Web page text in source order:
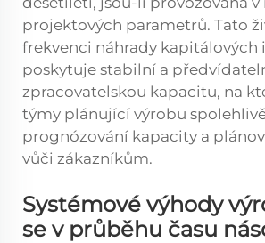
projektových parametrů. Tato
frekvenci náhrady kapitálových
poskytuje stabilní a
zpracovatelskou kapacitu, na
týmy plánující výrobu
prognózování kapacity a
vůči zákazníkům.
Systémové výhody
se v průběhu času